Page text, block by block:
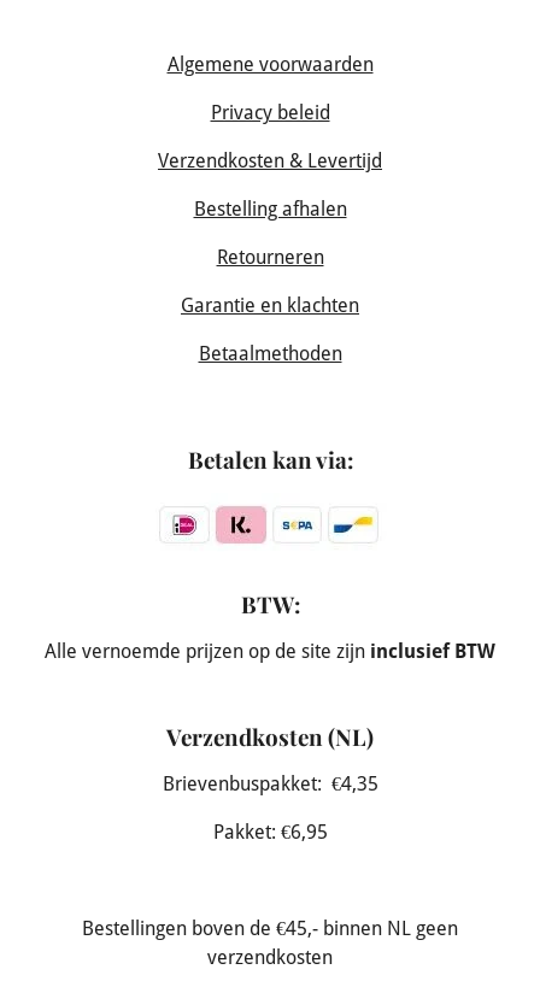
Algemene voorwaarden
Privacy beleid
Verzendkosten & Levertijd
Bestelling afhalen
Retourneren
Garantie en klachten
Betaalmethoden
Betalen kan via:
BTW:
Alle vernoemde prijzen op de site zijn inclusief BTW
Verzendkosten (NL)
Brievenbuspakket: €4,35
Pakket: €6,95
Bestellingen boven de €45,- binnen NL geen
verzendkosten